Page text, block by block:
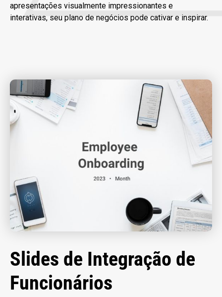
apresentações visualmente impressionantes e
interativas, seu plano de negócios pode cativar e inspirar.
Slides de Integração de
Funcionários